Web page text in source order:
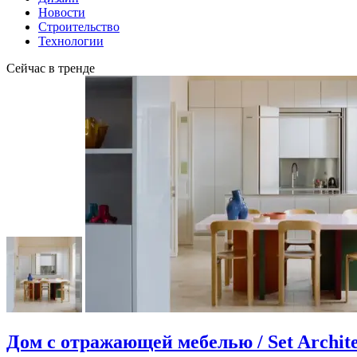
Новости
Строительство
Технологии
Сейчас в тренде
Дом с отражающей мебелью / Set